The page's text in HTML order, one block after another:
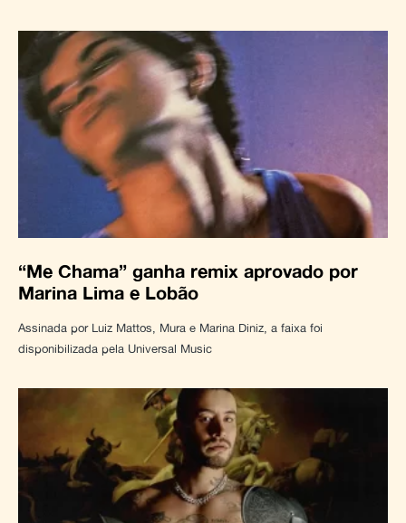
“Me Chama” ganha remix aprovado por
Marina Lima e Lobão
Assinada por Luiz Mattos, Mura e Marina Diniz, a faixa foi
disponibilizada pela Universal Music